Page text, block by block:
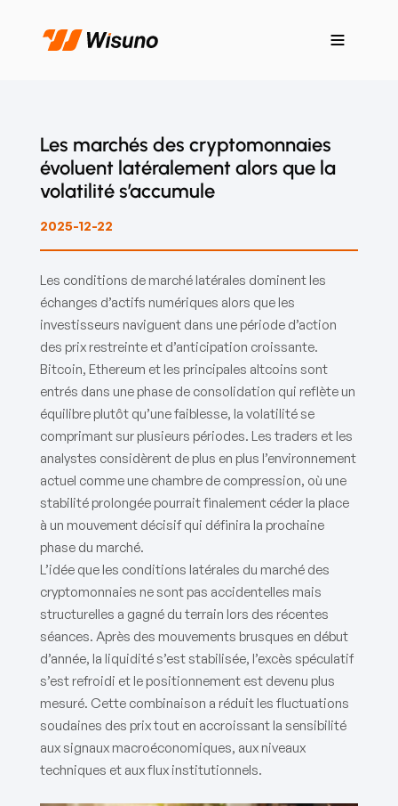
Les marchés des cryptomonnaies
évoluent latéralement alors que la
volatilité s’accumule
2025-12-22
Les conditions de marché latérales dominent les
échanges d’actifs numériques alors que les
investisseurs naviguent dans une période d’action
des prix restreinte et d’anticipation croissante.
Bitcoin, Ethereum et les principales altcoins sont
entrés dans une phase de consolidation qui reflète un
équilibre plutôt qu’une faiblesse, la volatilité se
comprimant sur plusieurs périodes. Les traders et les
analystes considèrent de plus en plus l’environnement
actuel comme une chambre de compression, où une
stabilité prolongée pourrait finalement céder la place
à un mouvement décisif qui définira la prochaine
phase du marché.
L’idée que les conditions latérales du marché des
cryptomonnaies ne sont pas accidentelles mais
structurelles a gagné du terrain lors des récentes
séances. Après des mouvements brusques en début
d’année, la liquidité s’est stabilisée, l’excès spéculatif
s’est refroidi et le positionnement est devenu plus
mesuré. Cette combinaison a réduit les fluctuations
soudaines des prix tout en accroissant la sensibilité
aux signaux macroéconomiques, aux niveaux
techniques et aux flux institutionnels.